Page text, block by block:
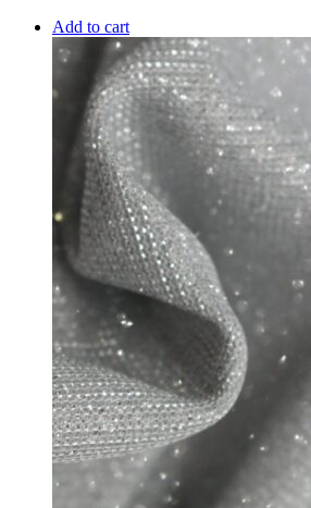
Add to cart